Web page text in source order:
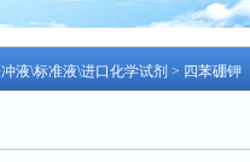
液\标准液\进口化学试剂 > 四苯硼钾